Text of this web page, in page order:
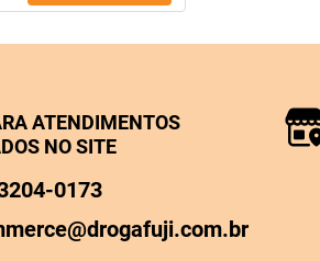
ATENDIMENTOS
NO SITE
0173